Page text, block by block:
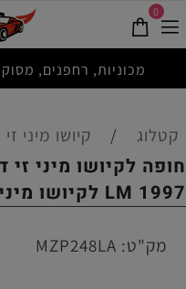
מכוניות, רחפנים,
0
קטלוג / קיושו מיני זי
LM 1997 לקיושו מיני זי 2X4
מק"ט: MZP248LA